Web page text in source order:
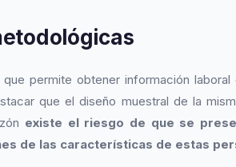
permite obtener información
que el diseño muestral de la
existe el riesgo de que se
de las características de estas